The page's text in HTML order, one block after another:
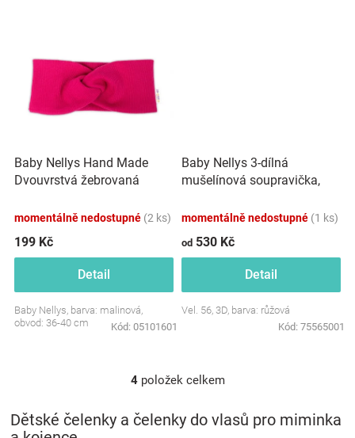
Přihlášení
Baby Nellys Hand Made
Dvouvrstvá žebrovaná
momentálně nedostupné (2 ks)
199 Kč
Detail
Baby Nellys, barva: malinová,
obvod: 36-40 cm
Kód: 05101601
Baby Nellys 3-dílná
mušelínová soupravička,
čelenka, růžová
momentálně nedostupné (1 ks)
od 530 Kč
Detail
Vel. 56, 3D, barva: růžová
Kód: 75565001
O
l
á
4položek celkem
Dětské čelenky a čelenky do vlasů pro miminka